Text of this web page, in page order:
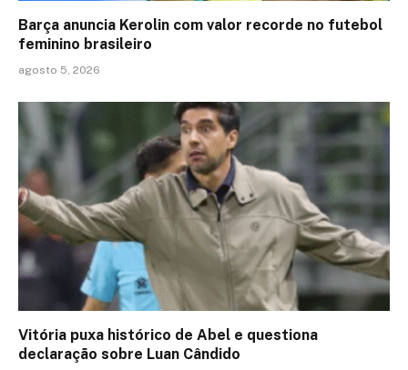
Barça anuncia Kerolin com valor recorde no futebol
feminino brasileiro
agosto 5, 2026
Vitória puxa histórico de Abel e questiona
declaração sobre Luan Cândido